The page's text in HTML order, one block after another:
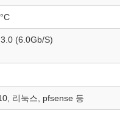
3.0 (6.0Gb/S)
리눅스, pfsense 등